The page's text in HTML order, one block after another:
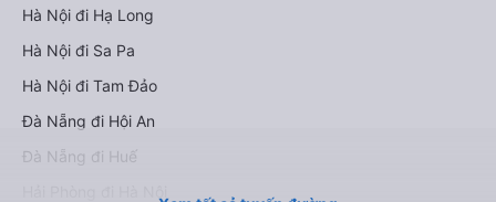
Hà Nội đi Hạ Long
Hà Nội đi Sa Pa
Hà Nội đi Tam Đảo
Đà Nẵng đi Hội An
Đà Nẵng đi Huế